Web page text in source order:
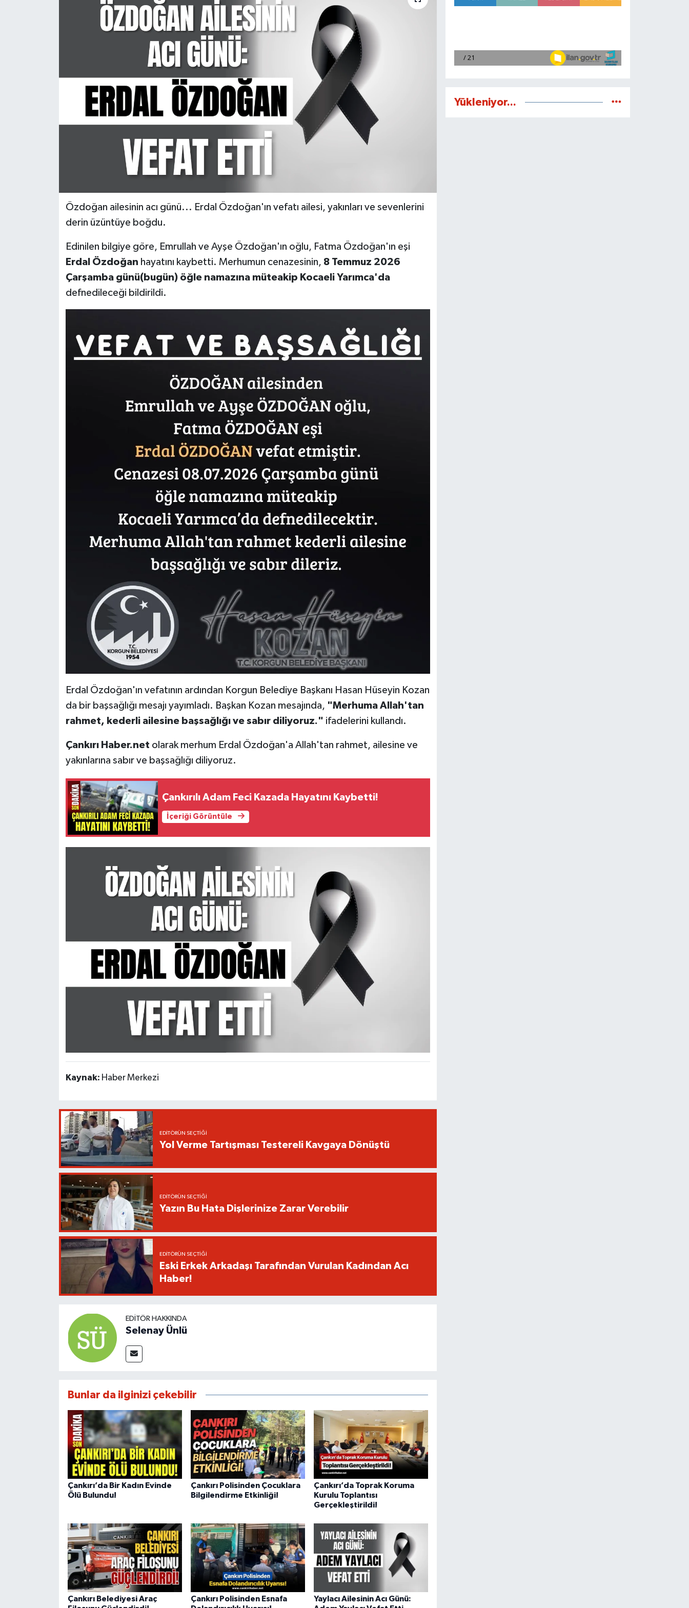
Özdoğan ailesinin acı günü... Erdal Özdoğan'ın vefatı ailesi, yakınları ve sevenlerini
derin üzüntüye boğdu.
Edinilen bilgiye göre, Emrullah ve Ayşe Özdoğan'ın oğlu, Fatma Özdoğan'ın eşi
Erdal Özdoğan hayatını kaybetti. Merhumun cenazesinin, 8 Temmuz 2026
Çarşamba günü(bugün) öğle namazına müteakip Kocaeli Yarımca'da
defnedileceği bildirildi.
Erdal Özdoğan'ın vefatının ardından Korgun Belediye Başkanı Hasan Hüseyin Kozan
da bir başsağlığı mesajı yayımladı. Başkan Kozan mesajında, "Merhuma Allah'tan
rahmet, kederli ailesine başsağlığı ve sabır diliyoruz." ifadelerini kullandı.
Çankırı Haber.net olarak merhum Erdal Özdoğan'a Allah'tan rahmet, ailesine ve
yakınlarına sabır ve başsağlığı diliyoruz.
Çankırılı Adam Feci Kazada Hayatını Kaybetti!
İçeriği Görüntüle
Kaynak: Haber Merkezi
EDITÖRÜN SEÇTIĞI
Yol Verme Tartışması Testereli Kavgaya Dönüştü
EDITÖRÜN SEÇTIĞI
Yazın Bu Hata Dişlerinize Zarar Verebilir
EDITÖRÜN SEÇTIĞI
Eski Erkek Arkadaşı Tarafından Vurulan Kadından Acı
Haber!
EDITÖR HAKKINDA
Selenay Ünlü
Bunlar da ilginizi çekebilir
Çankırı’da Bir Kadın Evinde
Ölü Bulundu!
Çankırı Polisinden Çocuklara
Bilgilendirme Etkinliği!
Çankırı’da Toprak Koruma
Kurulu Toplantısı
Gerçekleştirildi!
Çankırı Belediyesi Araç
Çankırı Polisinden Esnafa
Yaylacı Ailesinin Acı Günü:
Yükleniyor...